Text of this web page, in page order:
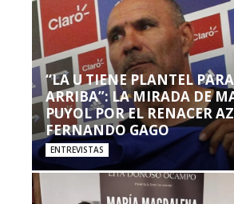
“LA U TIENE PLANTEL
ARRIBA”: LA MIRADA DE
PUYOL POR EL RENACER
FERNANDO GAGO
ENTREVISTAS